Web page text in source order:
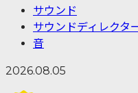
サウンド
サウンドディレクタ
音
2026.08.05